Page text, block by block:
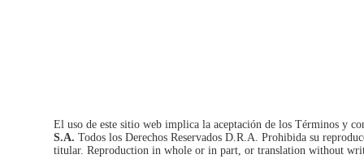
El uso de este sitio web implica la aceptación de los Términos y
S.A. Todos los Derechos Reservados D.R.A. Prohibida su
titular. Reproduction in whole or in part, or translation without